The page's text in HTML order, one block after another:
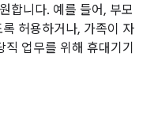
합니다. 예를 들어, 부모
허용하거나, 가족이 자
업무를 위해 휴대기기